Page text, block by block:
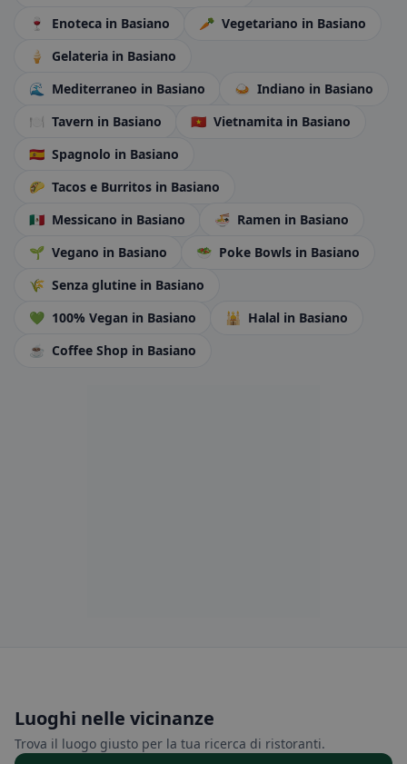
🍷
Enoteca in Basiano 🥕 Vegetariano in Basiano
🍦
Gelateria in Basiano
🌊
Mediterraneo in Basiano 🍛 Indiano in Basiano
🍽️ Tavern in Basiano 🇻🇳 Vietnamita in Basiano
🇪🇸 Spagnolo in Basiano
🌮 Tacos e Burritos in Basiano
🇲🇽 Messicano in Basiano 🍜 Ramen in Basiano
🌱 Vegano in Basiano 🥗 Poke Bowls in Basiano
🌾 Senza glutine in Basiano
💚 100% Vegan in Basiano 🕌 Halal in Basiano
☕ Coffee Shop in Basiano
Luoghi nelle vicinanze
Trova il luogo giusto per la tua ricerca di ristoranti.